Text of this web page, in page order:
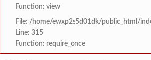
Function: view
File: /home/ewxp2s5d01dk/public_html/
Line: 315
Function: require_once